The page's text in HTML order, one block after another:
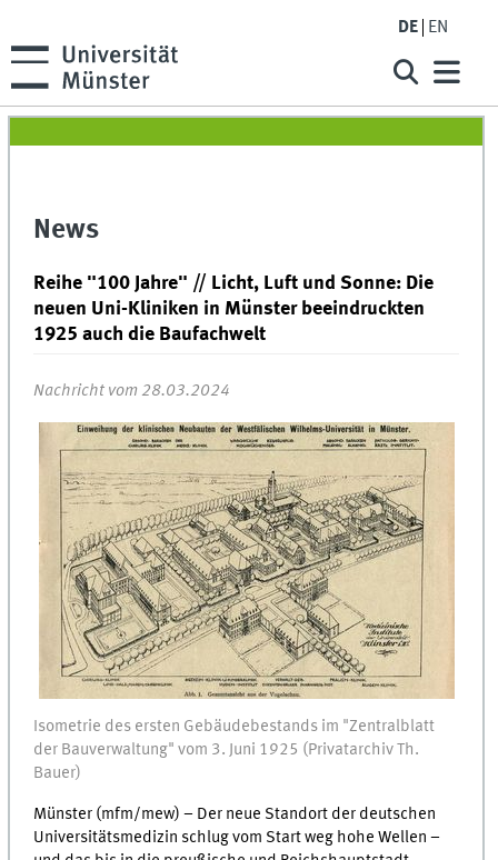
DE EN
News
Reihe "100 Jahre" // Licht, Luft und Sonne: Die
neuen Uni-Kliniken in Münster beeindruckten
1925 auch die Baufachwelt
Nachricht vom 28.03.2024
Isometrie des ersten Gebäudebestands im "Zentralblatt
der Bauverwaltung" vom 3. Juni 1925 (Privatarchiv Th.
Bauer)
Münster (mfm/mew) – Der neue Standort der deutschen
Universitätsmedizin schlug vom Start weg hohe Wellen –